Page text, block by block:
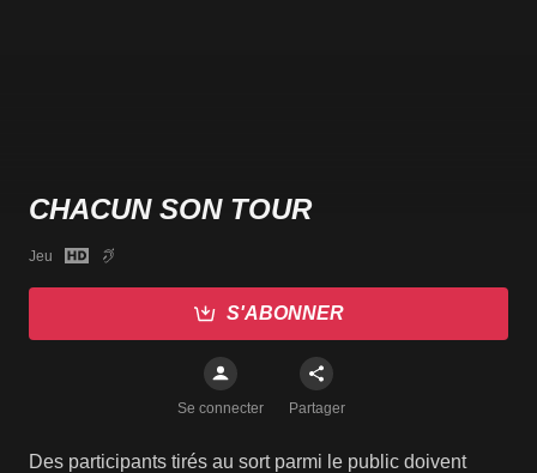
CHACUN SON TOUR
Jeu
S'ABONNER
Se connecter Partager
Des participants tirés au sort parmi le public doivent